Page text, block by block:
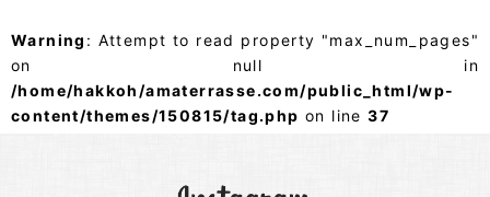
Warning : Attempt to read property "max_num_pages"
on null in
/home/hakkoh/amaterrasse.com/public_html/wp-
content/themes/150815/tag.php on line37